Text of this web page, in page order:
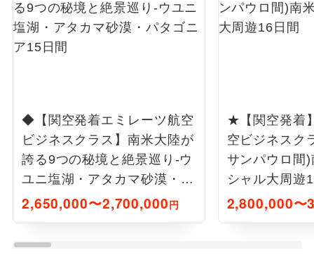
◆【関空発着エミレーツ航空
ビジネスクラス】南米大陸が
誇る9つの秘境と絶景巡り-ウ
ユニ塩湖・アタカマ砂漠・パ
タゴニア15日間
2,650,000〜2,700,000円
★【関空発着
空ビジネスク
サンパウロ間
シャル大周遊
2,800,000〜